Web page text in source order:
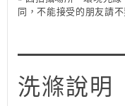
同，不能接受的朋友請不
洗滌說明